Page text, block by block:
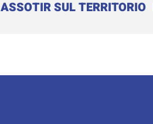
ASSOTIR SUL TERRITORIO